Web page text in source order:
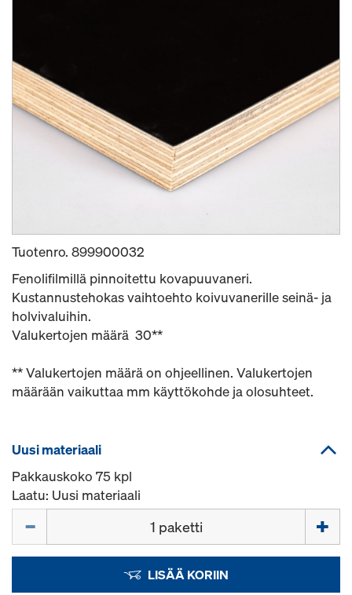
Tuotenro. 899900032
Fenolifilmillä pinnoitettu kovapuuvaneri.
Kustannustehokas vaihtoehto koivuvanerille seinä- ja
holvivaluihin.
Valukertojen määrä 30**
** Valukertojen määrä on ohjeellinen. Valukertojen
määrään vaikuttaa mm käyttökohde ja olosuhteet.
Uusi materiaali
Pakkauskoko 75 kpl
Laatu: Uusi materiaali
LISÄÄ KORIIN